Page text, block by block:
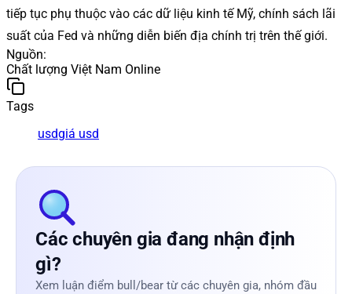
tiếp tục phụ thuộc vào các dữ liệu kinh tế Mỹ, chính sách lãi
suất của Fed và những diễn biến địa chính trị trên thế giới.
Nguồn:
Chất lượng Việt Nam Online
Tags
usdgiá usd
Các chuyên gia đang nhận định
gì?
Xem luận điểm bull/bear từ các chuyên gia, nhóm đầu